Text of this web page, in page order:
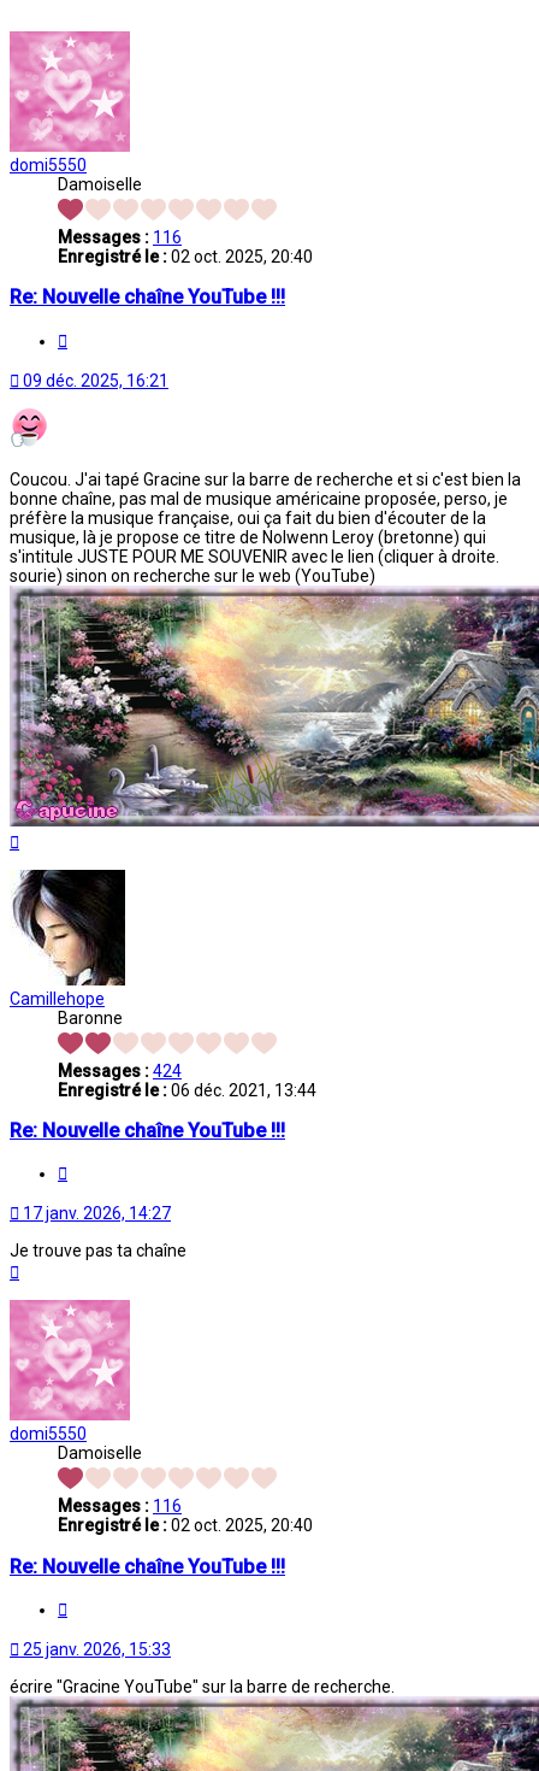
domi5550
Damoiselle
Messages : 116
Enregistré le :02 oct. 2025, 20:40
Re: Nouvelle chaîne YouTube !!!
09 déc. 2025, 16:21
Coucou. J'ai tapé Gracine sur la barre de recherche et si c'est bien la
bonne chaîne, pas mal de musique américaine proposée, perso, je
préfère la musique française, oui ça fait du bien d'écouter de la
musique, là je propose ce titre de Nolwenn Leroy (bretonne) qui
s'intitule JUSTE POUR ME SOUVENIR avec le lien (cliquer à droite.
sourie) sinon on recherche sur le web (YouTube)
Camillehope
Baronne
Messages :424
Enregistré le :06 déc. 2021, 13:44
Re: Nouvelle chaîne YouTube !!!
17 janv. 2026, 14:27
Je trouve pas ta chaîne
domi5550
Damoiselle
Messages : 116
Enregistré le :02 oct. 2025, 20:40
Re: Nouvelle chaîne YouTube !!!
25 janv. 2026, 15:33
écrire "Gracine YouTube" sur la barre de recherche.